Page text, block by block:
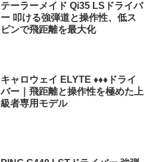
テーラーメイド Qi35 LSドライバ
ー 叩ける強弾道と操作性、低ス
ピンで飛距離を最大化
キャロウェイ ELYTE ♦♦♦ドライ
バー｜飛距離と操作性を極めた上
級者専用モデル